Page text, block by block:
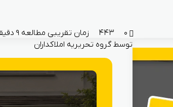
۰ زمان تقریبی مطالعه ۹ دقیقه
توسط گروه تحریریه املاکداران